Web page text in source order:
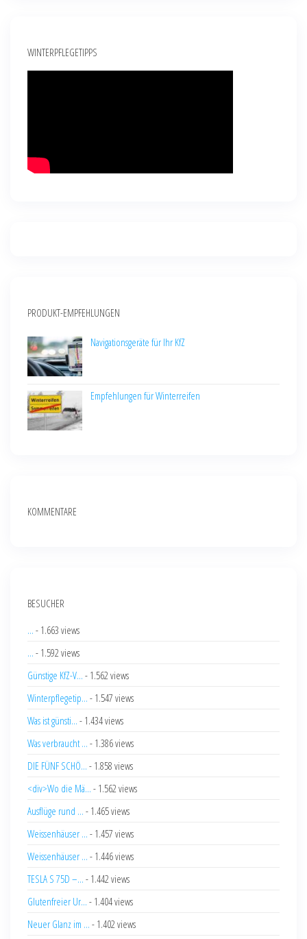
WINTERPFLEGETIPPS
PRODUKT-EMPFEHLUNGEN
Navigationsgeräte für Ihr KfZ
Empfehlungen für Winterreifen
KOMMENTARE
BESUCHER
... - 1.663 views
... - 1.592 views
Günstige KfZ-V... - 1.562 views
Winterpflegetip... - 1.547 views
Was ist günsti... - 1.434 views
Was verbraucht ... - 1.386 views
DIE FÜNF SCHÖ... - 1.858 views
<div>Wo die Mä... - 1.562 views
Ausflüge rund ... - 1.465 views
Weissenhäuser ... - 1.457 views
Weissenhäuser ... - 1.446 views
TESLA S 75D –... - 1.442 views
Glutenfreier Ur... - 1.404 views
Neuer Glanz im ... - 1.402 views